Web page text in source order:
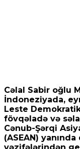
Cəlal Sabir oğlu
İndoneziyada,
Leste
fövqəladə və
Cənub-Şərqi
(ASEAN)